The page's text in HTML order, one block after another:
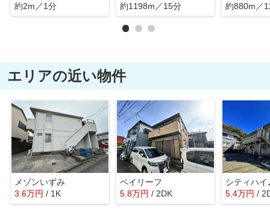
約2m／1分
約1198m／15分
約880m／
エリアの近い物件
メゾンいずみ
3.6万円 / 1K
ベイリーフ
5.8万円 / 2DK 5.4万円 /